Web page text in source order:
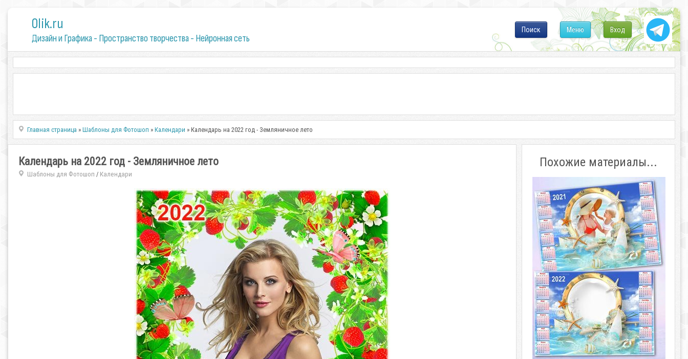
0lik.ru
Дизайн и Графика - Пространство творчества - Нейронная сеть
Вход
Меню
Поиск
Главная страница »Шаблоны для Фотошоп »Календари » Календарь на 2022 год - Земляничное лето
Календарь на 2022 год - Земляничное лето
Шаблоны для Фотошоп / Календари
Похожие материалы...